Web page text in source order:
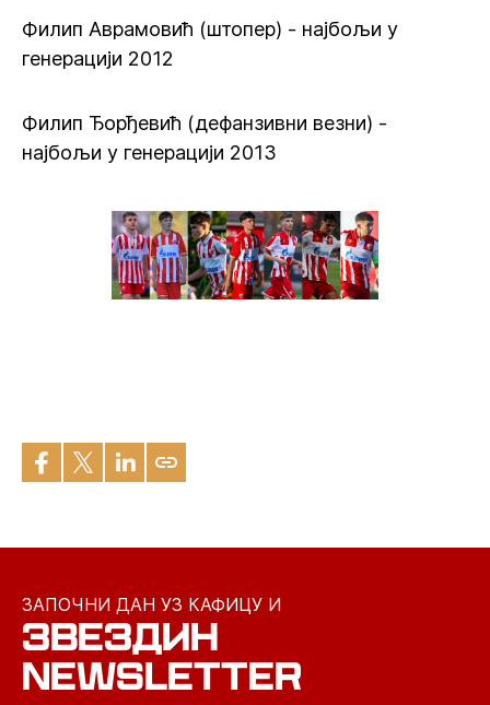
Филип Аврамовић (штопер) - најбољи у
генерацији 2012
Филип Ђорђевић (дефанзивни везни) -
најбољи у генерацији 2013
ЗАПОЧНИ ДАН УЗ КАФИЦУ И
ЗВЕЗДИН
NEWSLETTER